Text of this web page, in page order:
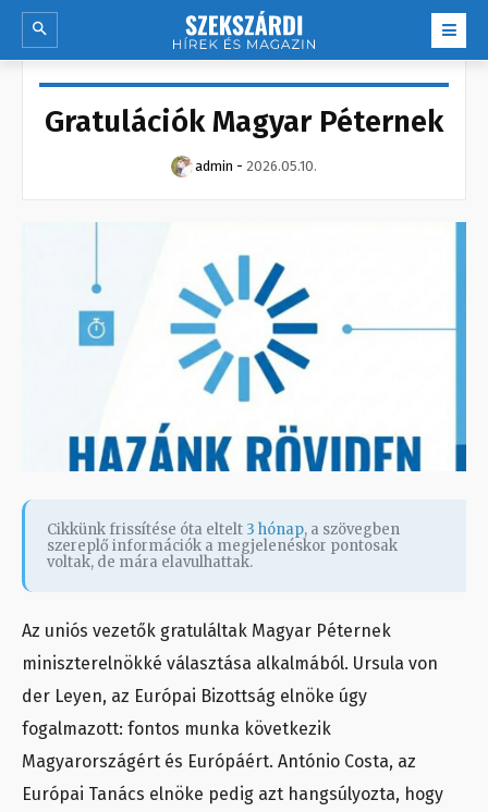
Gratulációk Magyar Péternek
admin - 2026.05.10.
Cikkünk frissítése óta eltelt 3 hónap, a szövegben
szereplő információk a megjelenéskor pontosak
voltak, de mára elavulhattak.
Az uniós vezetők gratuláltak Magyar Péternek
miniszterelnökké választása alkalmából. Ursula von
der Leyen, az Európai Bizottság elnöke úgy
fogalmazott: fontos munka következik
Magyarországért és Európáért. António Costa, az
Európai Tanács elnöke pedig azt hangsúlyozta, hogy